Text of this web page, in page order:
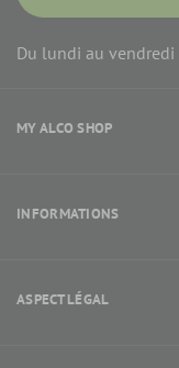
Du lundi au
MY ALCO SHOP
INFORMATIONS
ASPECT LÉGAL